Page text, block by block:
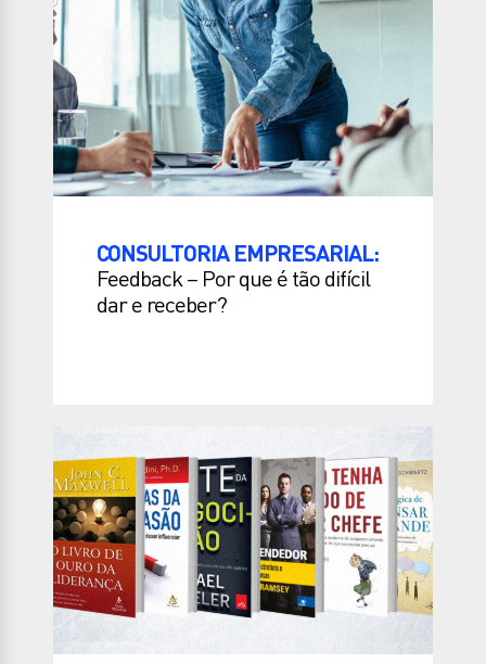
CONSULTORIA EMPRESARIAL:
Feedback – Por que é tão difícil
dar e receber?